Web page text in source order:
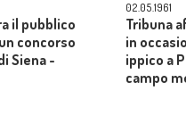
il pubblico
concorso
Siena -
02.05.1961
Tribuna
in
ippico a
campo